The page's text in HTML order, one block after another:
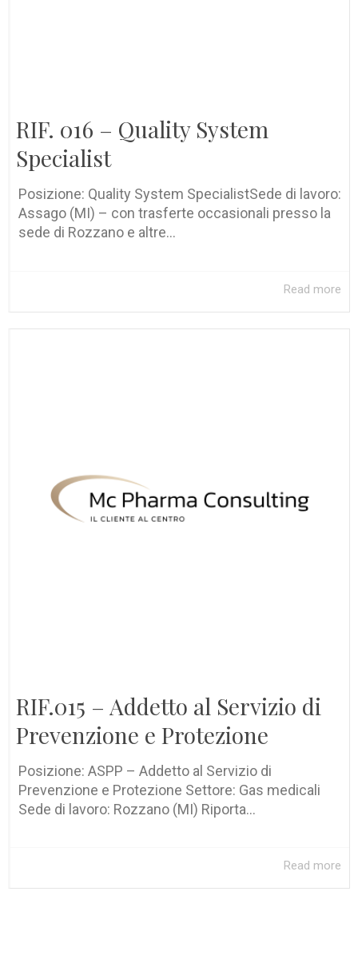
RIF. 016 – Quality System
Specialist
Posizione: Quality System SpecialistSede di lavoro:
Assago (MI) – con trasferte occasionali presso la
sede di Rozzano e altre...
Read more
RIF.015 – Addetto al Servizio di
Prevenzione e Protezione
Posizione: ASPP – Addetto al Servizio di
Prevenzione e Protezione Settore: Gas medicali
Sede di lavoro: Rozzano (MI) Riporta...
Read more